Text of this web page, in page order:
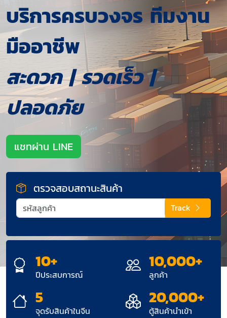
บริการครบวงจร ทีมงาน
มืออาชีพ
สะดวก | รวดเร็ว |
ปลอดภัย
แชทผ่าน LINE
ตรวจสอบสถานะสินค้า
Track
10+
ปีประสบการณ์
10,000+
ลูกค้า
5
จุดรับสินค้าในจีน
20,000+
ตู้สินค้านำเข้า